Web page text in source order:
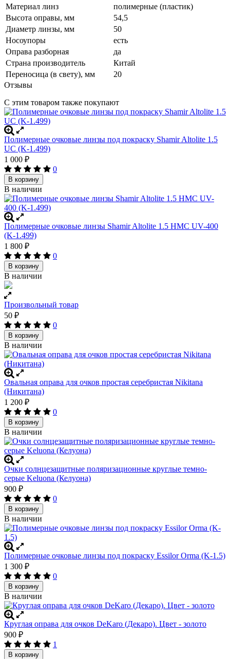
Материал линз
полимерные (пластик)
Высота оправы, мм
54,5
Диаметр линзы, мм
50
Носоупоры
есть
Оправа разборная
да
Страна производитель
Китай
Переносица (в свету), мм
20
Отзывы
С этим товаром также покупают
Полимерные очковые линзы под покраску Shamir Altolite 1.5
UC (K-1.499)
1 000 ₽
0
В корзину
В наличии
Полимерные очковые линзы Shamir Altolite 1.5 HMC UV-400
(K-1.499)
1 800 ₽
0
В корзину
В наличии
Произвольный товар
50 ₽
0
В корзину
В наличии
Овальная оправа для очков простая серебристая Nikitana
(Никитана)
1 200 ₽
0
В корзину
В наличии
Очки солнцезащитные поляризационные круглые темно-
серые Keluona (Келуона)
900 ₽
0
В корзину
В наличии
Полимерные очковые линзы под покраску Essilor Orma (K-1.5)
1 300 ₽
0
В корзину
В наличии
Круглая оправа для очков DeKaro (Декаро). Цвет - золото
900 ₽
1
В корзину